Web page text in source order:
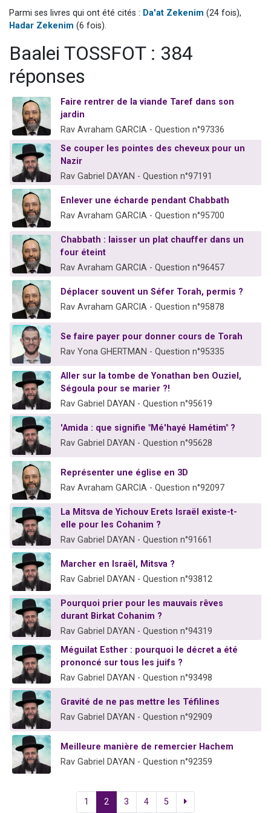
3 personnes viennent de nous rejoindre sur WhatsApp
Parmi ses livres qui ont été cités : Da'at Zekenim (24 fois),
Hadar Zekenim (6 fois).
Baalei TOSSFOT : 384
réponses
Faire rentrer de la viande Taref dans son
jardin
Rav Avraham GARCIA - Question n°97336
Se couper les pointes des cheveux pour un
Nazir
Rav Gabriel DAYAN - Question n°97191
Enlever une écharde pendant Chabbath
Rav Avraham GARCIA - Question n°95700
Chabbath : laisser un plat chauffer dans un
four éteint
Rav Avraham GARCIA - Question n°96457
Déplacer souvent un Séfer Torah, permis ?
Rav Avraham GARCIA - Question n°95878
Se faire payer pour donner cours de Torah
Rav Yona GHERTMAN - Question n°95335
Aller sur la tombe de Yonathan ben Ouziel,
Ségoula pour se marier ?!
Rav Gabriel DAYAN - Question n°95619
'Amida : que signifie "Mé'hayé Hamétim" ?
Rav Gabriel DAYAN - Question n°95628
Représenter une église en 3D
Rav Avraham GARCIA - Question n°92097
La Mitsva de Yichouv Erets Israël existe-t-
elle pour les Cohanim ?
Rav Gabriel DAYAN - Question n°91661
Marcher en Israël, Mitsva ?
Rav Gabriel DAYAN - Question n°93812
Pourquoi prier pour les mauvais rêves
durant Birkat Cohanim ?
Rav Gabriel DAYAN - Question n°94319
Méguilat Esther : pourquoi le décret a été
prononcé sur tous les juifs ?
Rav Gabriel DAYAN - Question n°93498
Gravité de ne pas mettre les Téfilines
Rav Gabriel DAYAN - Question n°92909
Meilleure manière de remercier Hachem
Rav Gabriel DAYAN - Question n°92359
1 2 3 4 5